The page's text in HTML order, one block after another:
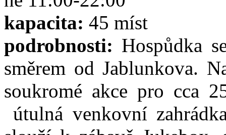
kapacita: 45 míst
podrobnosti: Hospůdka
směrem od Jablunkova.
soukromé akce pro cca
útulná venkovní